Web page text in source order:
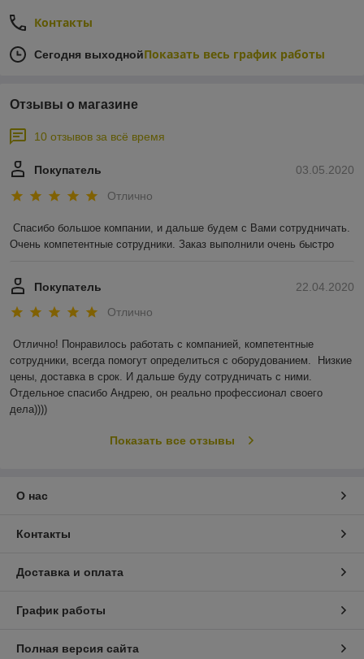
Контакты
Сегодня выходнойПоказать весь график работы
Отзывы о магазине
10 отзывов за всё время
03.05.2020
Покупатель
Отлично
Спасибо большое компании, и дальше будем с Вами сотрудничать.
Очень компетентные сотрудники. Заказ выполнили очень быстро
22.04.2020
Покупатель
Отлично
Отлично! Понравилось работать с компанией, компетентные
сотрудники, всегда помогут определиться с оборудованием.  Низкие
цены, доставка в срок. И дальше буду сотрудничать с ними.
Отдельное спасибо Андрею, он реально профессионал своего
дела))))
Показать все отзывы
О нас
Контакты
Доставка и оплата
График работы
Полная версия сайта